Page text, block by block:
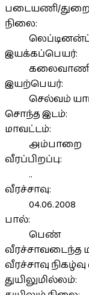
படையணி/
நிலை:
இயக்கப்பெயர்:
இயற்பெயர்:
செல்வம்
சொந்த இடம்:
மாவட்டம்:
அம்பாறை
வீரப்பிறப்பு:
..
வீரச்சாவு:
04.06.2008
பால்:
பெண்
வீரச்சாவடைந்த
வீரச்சாவு
துயிலுமில்லம்: